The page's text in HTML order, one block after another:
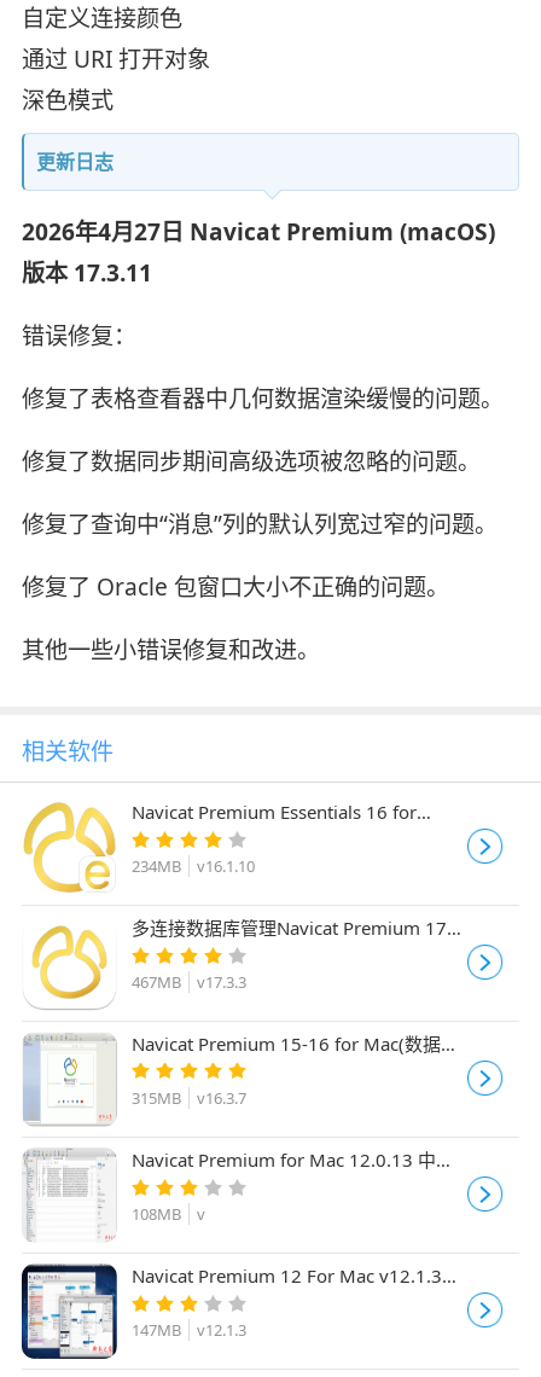
自定义连接颜色
通过 URI 打开对象
深色模式
更新日志
2026年4月27日 Navicat Premium (macOS)
版本 17.3.11
错误修复：
修复了表格查看器中几何数据渲染缓慢的问题。
修复了数据同步期间高级选项被忽略的问题。
修复了查询中“消息”列的默认列宽过窄的问题。
修复了 Oracle 包窗口大小不正确的问题。
其他一些小错误修复和改进。
相关软件
Navicat Premium Essentials 16 for
Mac(多连接数据库管理) v16.1.10 中文精
简激活版
234MB v16.1.10
多连接数据库管理Navicat Premium 17
for Mac v17.3.3 中文最新免费版
467MB v17.3.3
Navicat Premium 15-16 for Mac(数据库
开发工具) v16.3.7 苹果电脑TNT中文版
315MB v16.3.7
Navicat Premium for Mac 12.0.13 中文
免注册特别版(附汉化包+方法)
108MB v
Navicat Premium 12 For Mac v12.1.3中
文版 苹果电脑版
147MB v12.1.3